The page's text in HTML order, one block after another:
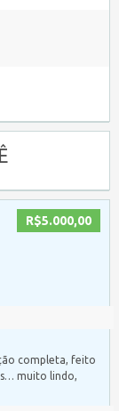
R$5.000,00
completa, feito
muito lindo,